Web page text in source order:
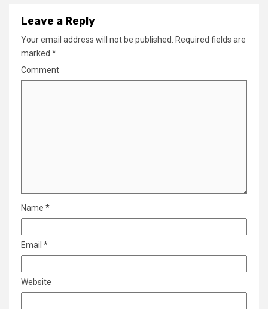
Leave a Reply
Your email address will not be published.
Required fields are
marked *
Comment
Name *
Email *
Website